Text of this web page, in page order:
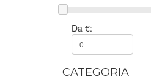
Da €:
CATEGORIA